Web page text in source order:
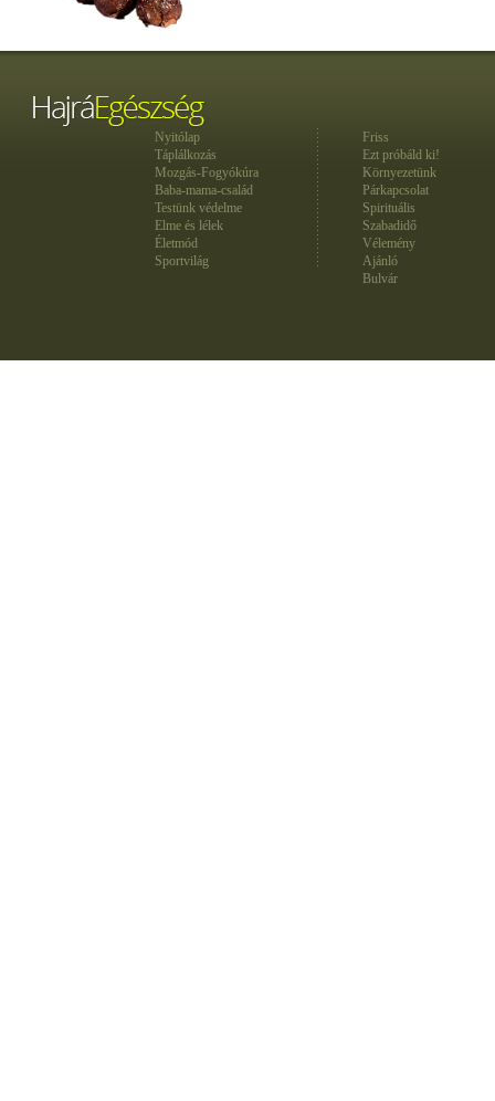
Nyitólap
Táplálkozás
Mozgás-Fogyókúra
Baba-mama-család
Testünk védelme
Elme és lélek
Életmód
Sportvilág
Friss
Ezt próbáld ki!
Környezetünk
Párkapcsolat
Spirituális
Szabadidő
Vélemény
Ajánló
Bulvár